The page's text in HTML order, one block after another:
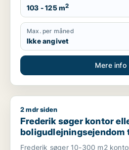
103 - 125 m2
Max. per måned
Ikke angivet
Mere info
Frederik søger kontor eller
2 mdr siden
Frederik søger kontor
boligudlejningsejendom
København K, Vesterbro
Frederik søger 10-300 m2